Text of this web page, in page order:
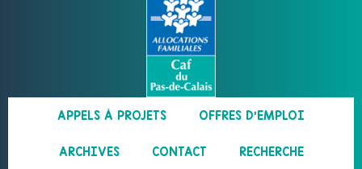
APPELS À PROJETS OFFRES D’EMPLOI
ARCHIVES CONTACT RECHERCHE